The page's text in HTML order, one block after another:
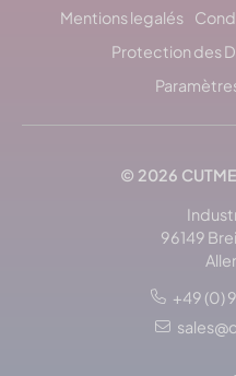
Mentions legalés
Protection des
© 2026
96149
+49 (0)